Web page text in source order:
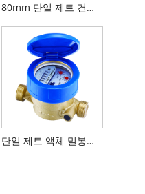
80mm 단일 제트 건식 다이얼 수량계
단일 제트 액체 밀봉형 수량계